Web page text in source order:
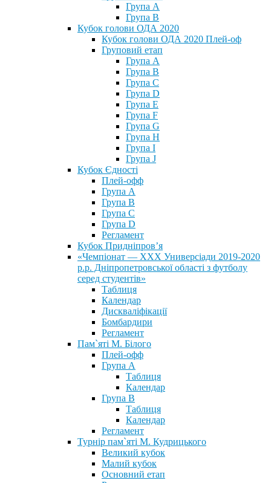
Група А
Група В
Кубок голови ОДА 2020
Кубок голови ОДА 2020 Плей-оф
Груповий етап
Група A
Група B
Група C
Група D
Група E
Група F
Група G
Група H
Група I
Група J
Кубок Єдності
Плей-офф
Група А
Група В
Група С
Група D
Регламент
Кубок Придніпров’я
«Чемпіонат — ХХХ Универсіади 2019-2020
р.р. Дніпропетровської області з футболу
серед студентів»
Таблиця
Календар
Дискваліфікації
Бомбардири
Регламент
Пам`яті М. Білого
Плей-офф
Група А
Таблиця
Календар
Група В
Таблиця
Календар
Регламент
Турнір пам`яті М. Кудрицького
Великий кубок
Малий кубок
Основний етап